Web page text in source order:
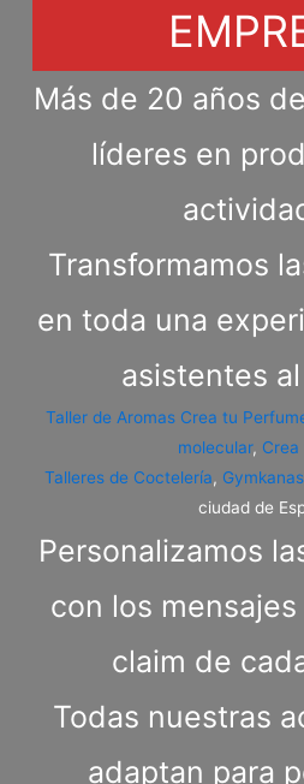
Más de 20 años
líderes en
Transformamos
en toda una
asistentes
Taller de Aromas Crea tu
molecular,
Talleres de Coctelería,
ciudad de
Personalizamos
con los
claim de
Todas nuestras
adaptan para